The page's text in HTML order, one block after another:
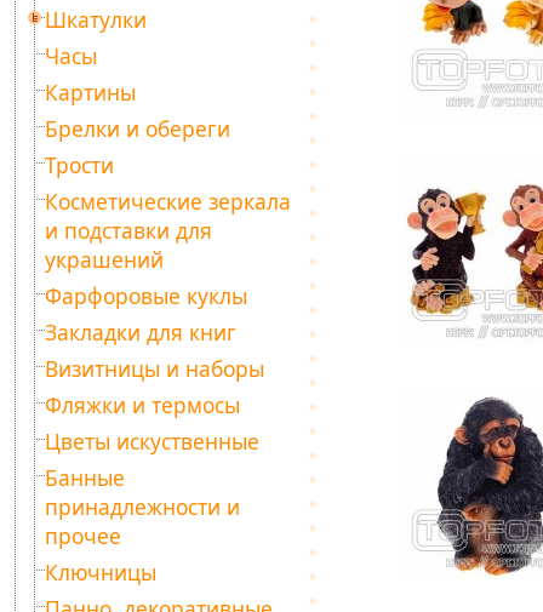
Шкатулки
Часы
Картины
Брелки и обереги
Трости
Косметические зеркала
и подставки для
украшений
Фарфоровые куклы
Закладки для книг
Визитницы и наборы
Фляжки и термосы
Цветы искуственные
Банные
принадлежности и
прочее
Ключницы